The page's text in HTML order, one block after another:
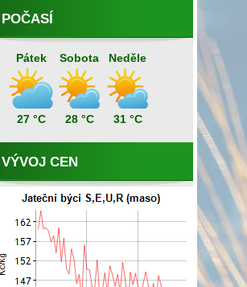
POČASÍ
Pátek
27 °C
Sobota
28 °C
Neděle
31 °C
VÝVOJ CEN